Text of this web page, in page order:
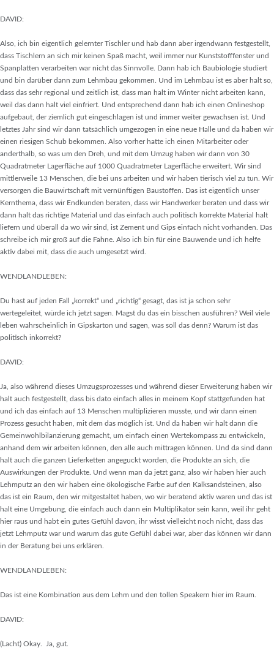
DAVID:
Also, ich bin eigentlich gelernter Tischler und hab dann aber irgendwann festgestellt,
dass Tischlern an sich mir keinen Spaß macht, weil immer nur Kunststofffenster und
Spanplatten verarbeiten war nicht das Sinnvolle. Dann hab ich Baubiologie studiert
und bin darüber dann zum Lehmbau gekommen. Und im Lehmbau ist es aber halt so,
dass das sehr regional und zeitlich ist, dass man halt im Winter nicht arbeiten kann,
weil das dann halt viel einfriert. Und entsprechend dann hab ich einen Onlineshop
aufgebaut, der ziemlich gut eingeschlagen ist und immer weiter gewachsen ist. Und
letztes Jahr sind wir dann tatsächlich umgezogen in eine neue Halle und da haben wir
einen riesigen Schub bekommen. Also vorher hatte ich einen Mitarbeiter oder
anderthalb, so was um den Dreh, und mit dem Umzug haben wir dann von 30
Quadratmeter Lagerfläche auf 1000 Quadratmeter Lagerfläche erweitert. Wir sind
mittlerweile 13 Menschen, die bei uns arbeiten und wir haben tierisch viel zu tun. Wir
versorgen die Bauwirtschaft mit vernünftigen Baustoffen. Das ist eigentlich unser
Kernthema, dass wir Endkunden beraten, dass wir Handwerker beraten und dass wir
dann halt das richtige Material und das einfach auch politisch korrekte Material halt
liefern und überall da wo wir sind, ist Zement und Gips einfach nicht vorhanden. Das
schreibe ich mir groß auf die Fahne. Also ich bin für eine Bauwende und ich helfe
aktiv dabei mit, dass die auch umgesetzt wird.
WENDLANDLEBEN:
Du hast auf jeden Fall „korrekt“ und „richtig“ gesagt, das ist ja schon sehr
wertegeleitet, würde ich jetzt sagen. Magst du das ein bisschen ausführen? Weil viele
leben wahrscheinlich in Gipskarton und sagen, was soll das denn? Warum ist das
politisch inkorrekt?
DAVID:
Ja, also während dieses Umzugsprozesses und während dieser Erweiterung haben wir
halt auch festgestellt, dass bis dato einfach alles in meinem Kopf stattgefunden hat
und ich das einfach auf 13 Menschen multiplizieren musste, und wir dann einen
Prozess gesucht haben, mit dem das möglich ist. Und da haben wir halt dann die
Gemeinwohlbilanzierung gemacht, um einfach einen Wertekompass zu entwickeln,
anhand dem wir arbeiten können, den alle auch mittragen können. Und da sind dann
halt auch die ganzen Lieferketten angeguckt worden, die Produkte an sich, die
Auswirkungen der Produkte. Und wenn man da jetzt ganz, also wir haben hier auch
Lehmputz an den wir haben eine ökologische Farbe auf den Kalksandsteinen, also
das ist ein Raum, den wir mitgestaltet haben, wo wir beratend aktiv waren und das ist
halt eine Umgebung, die einfach auch dann ein Multiplikator sein kann, weil ihr geht
hier raus und habt ein gutes Gefühl davon, ihr wisst vielleicht noch nicht, dass das
jetzt Lehmputz war und warum das gute Gefühl dabei war, aber das können wir dann
in der Beratung bei uns erklären.
WENDLANDLEBEN:
Das ist eine Kombination aus dem Lehm und den tollen Speakern hier im Raum.
DAVID:
(Lacht) Okay. Ja, gut.